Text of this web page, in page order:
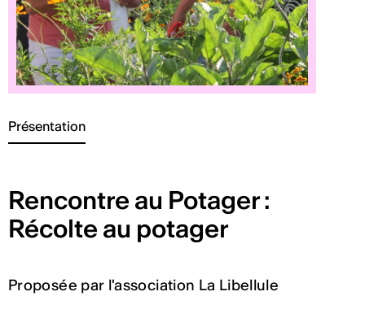
Présentation
Rencontre au Potager :
Récolte au potager
Proposée par l'association La Libellule